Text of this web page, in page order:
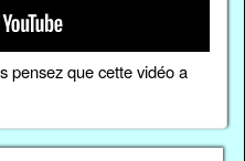
pensez que cette vidéo a